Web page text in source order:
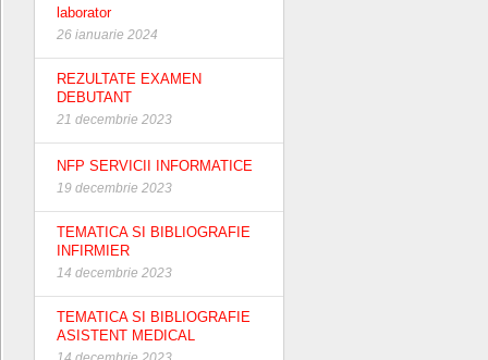
laborator
26 ianuarie 2024
REZULTATE EXAMEN
DEBUTANT
21 decembrie 2023
NFP SERVICII INFORMATICE
19 decembrie 2023
TEMATICA SI BIBLIOGRAFIE
INFIRMIER
14 decembrie 2023
TEMATICA SI BIBLIOGRAFIE
ASISTENT MEDICAL